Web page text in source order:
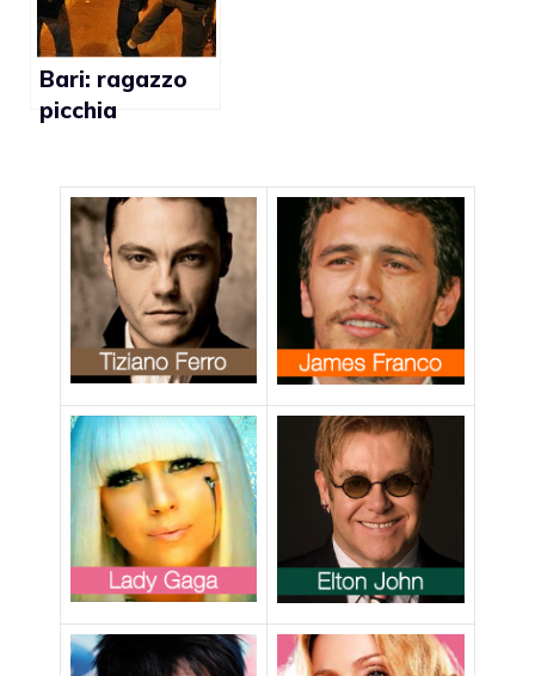
Bari: ragazzo
picchia
dato del gay su
Facebook